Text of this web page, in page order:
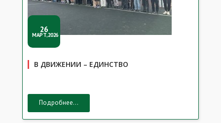
26
МАРТ,2026
В ДВИЖЕНИИ – ЕДИНСТВО
Подробнее...